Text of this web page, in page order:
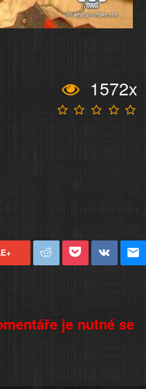
1572x
je nutné se